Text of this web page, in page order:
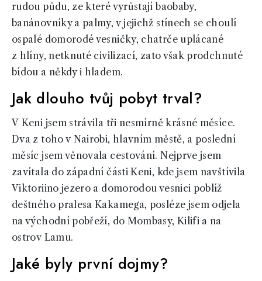
rudou půdu, ze které vyrůstají baobaby,
banánovníky a palmy, v jejichž stínech se choulí
ospalé domorodé vesničky, chatrče uplácané
z hlíny, netknuté civilizací, zato však prodchnuté
bídou a někdy i hladem.
Jak dlouho tvůj pobyt trval?
V Keni jsem strávila tři nesmírně krásné měsíce.
Dva z toho v Nairobi, hlavním městě, a poslední
měsíc jsem věnovala cestování. Nejprve jsem
zavítala do západní části Keni, kde jsem navštívila
Viktoriino jezero a domorodou vesnici poblíž
deštného pralesa Kakamega, posléze jsem odjela
na východní pobřeží, do Mombasy, Kilifi a na
ostrov Lamu.
Jaké byly první dojmy?